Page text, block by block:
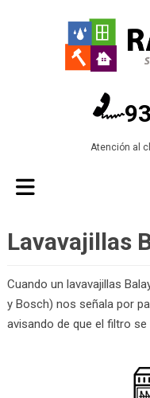
Atención al
Lavavajillas
Cuando un lavavajillas
y Bosch) nos señala por
avisando de que el filtro